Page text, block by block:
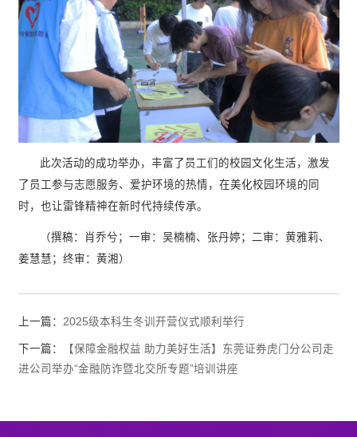
此次活动的成功举办，丰富了员工们的校园文化生活，激发
了员工参与志愿服务、爱护环境的热情，在美化校园环境的同
时，也让雷锋精神在新时代持续传承。
（撰稿：肖乔兮；一审：吴楠楠、张丹婷；二审：黄雅莉、
姜慧慧；终审：黄湘）
上一篇： 2025级本科生冬训开营仪式顺利举行
下一篇：
【保障金融权益 助力美好生活】东莞证券虎门分公司走
进公司举办“金融防诈暨北交所专题”培训讲座